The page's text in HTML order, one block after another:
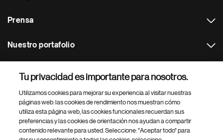
Prensa
Nuestro portafolio
Footer Site Search
Tu privacidad es importante para nosotros.
Utilizamos cookies para mejorar su experiencia al visitar nuestras
páginas web: las cookies de rendimiento nos muestran cómo
utiliza esta página web, las cookies funcionales recuerdan sus
preferencias y las cookies de orientación nos ayudan a compartir
contenido relevante para usted. Seleccione: "Aceptar todo" para